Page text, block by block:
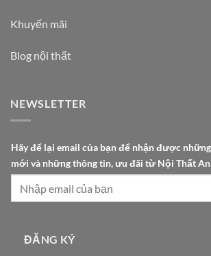
Khuyến mãi
Blog nội thất
NEWSLETTER
t
ở
Hãy để lại email của bạn để nhận được
mới và những thông tin, ưu đãi từ Nội Thất An
ĐĂNG KÝ